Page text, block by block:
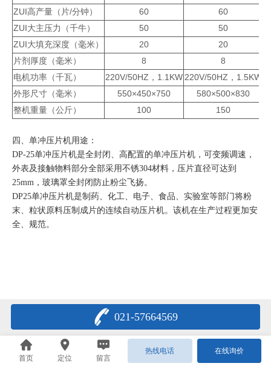
ZUI高产量（片/分钟）
60
60
ZUI大主压力（千牛）
50
50
ZUI大填充深度（毫米）
20
20
片剂厚度（毫米）
8
8
电机功率（千瓦）
220V/50HZ，1.1KW 220V/50HZ，1.5KW
外形尺寸（毫米）
550×450×750
580×500×830
整机重量（公斤）
100 150
四、单冲压片机用途：
DP-25单冲压片机是全封闭、高配置的单冲压片机，可变频调速，
外表及接触物料部分全部采用不锈304材料，压片直径可达到
25mm，玻璃罩全封闭防止粉尘飞扬。
DP25单冲压片机是制药、化工、电子、食品、实验室等部门将粉
末、粒状原料压制成片的连续自动压片机。该机在生产过程更加安
全、规范。
021-57664569
首页 定位 留言
热线电话 在线询价